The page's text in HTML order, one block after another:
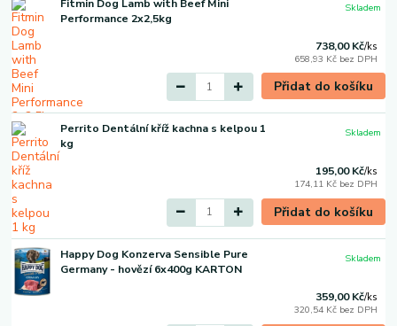
Fitmin Dog Lamb with Beef Mini
Performance 2x2,5kg
738,00 Kč/ks
658,93 Kč bez DPH
Skladem
Přidat do košíku
Perrito Dentální kříž kachna s kelpou 1
kg
195,00 Kč/ks
174,11 Kč bez DPH
Skladem
Přidat do košíku
Happy Dog Konzerva Sensible Pure
Germany - hovězí 6x400g KARTON
359,00 Kč/ks
320,54 Kč bez DPH
Skladem